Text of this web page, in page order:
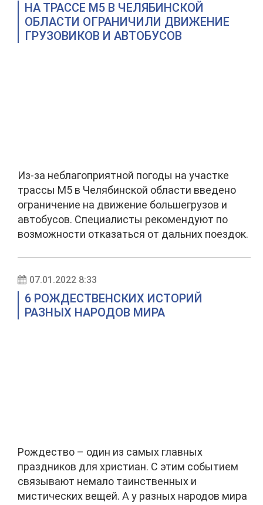
НА ТРАССЕ М5 В ЧЕЛЯБИНСКОЙ
ОБЛАСТИ ОГРАНИЧИЛИ ДВИЖЕНИЕ
ГРУЗОВИКОВ И АВТОБУСОВ
Из-за неблагоприятной погоды на участке
трассы М5 в Челябинской области введено
ограничение на движение большегрузов и
автобусов. Специалисты рекомендуют по
возможности отказаться от дальних поездок.
07.01.2022 8:33
6 РОЖДЕСТВЕНСКИХ ИСТОРИЙ
РАЗНЫХ НАРОДОВ МИРА
Рождество – один из самых главных
праздников для христиан. С этим событием
связывают немало таинственных и
мистических вещей. А у разных народов мира